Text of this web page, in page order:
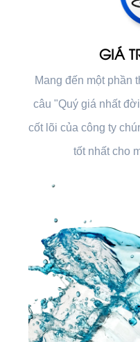
GIÁ
Mang đến một phần
câu "Quý giá nhất
cốt lõi của công ty
tốt nhất cho